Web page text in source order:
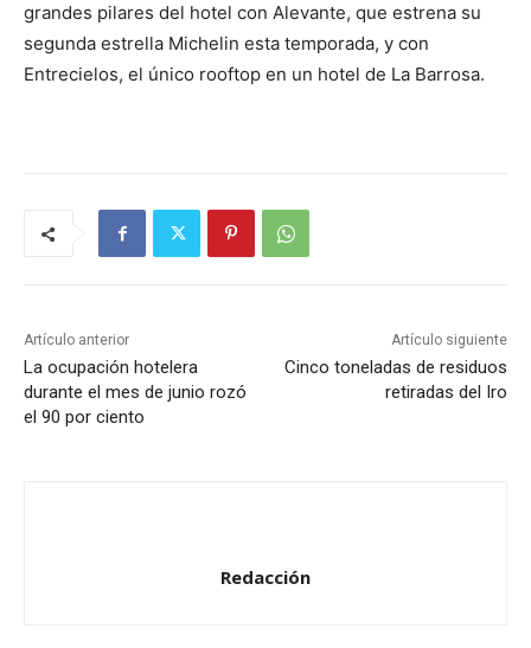
grandes pilares del hotel con Alevante, que estrena su
segunda estrella Michelin esta temporada, y con
Entrecielos, el único rooftop en un hotel de La Barrosa.
Artículo anterior
La ocupación hotelera
durante el mes de junio rozó
el 90 por ciento
Artículo siguiente
Cinco toneladas de residuos
retiradas del Iro
Redacción